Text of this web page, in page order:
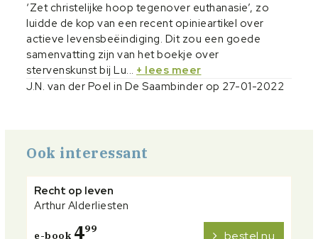
‘Zet christelijke hoop tegenover euthanasie’, zo
luidde de kop van een recent opinieartikel over
actieve levensbeëindiging. Dit zou een goede
samenvatting zijn van het boekje over
stervenskunst bij Lu... + lees meer
J.N. van der Poel in De Saambinder op 27-01-2022
Ook interessant
Recht op leven
Arthur Alderliesten
e-book 499